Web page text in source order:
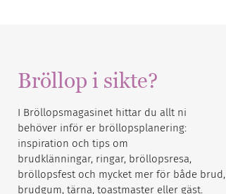
Bröllop i sikte?
I Bröllopsmagasinet hittar du allt ni
behöver inför er bröllopsplanering:
inspiration och tips om
brudklänningar, ringar, bröllopsresa,
bröllopsfest och mycket mer för både brud,
brudgum, tärna, toastmaster eller gäst.